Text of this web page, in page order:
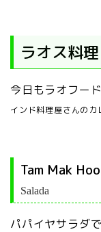
ラオス料理
今日もラオフー
インド料理屋さんの
Tam Mak
Salada
パパイヤサラダ